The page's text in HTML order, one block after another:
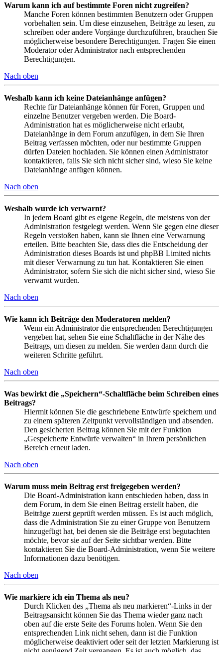
Warum kann ich auf bestimmte Foren nicht zugreifen?
Manche Foren können bestimmten Benutzern oder Gruppen
vorbehalten sein. Um diese einzusehen, Beiträge zu lesen, zu
schreiben oder andere Vorgänge durchzuführen, brauchen Sie
möglicherweise besondere Berechtigungen. Fragen Sie einen
Moderator oder Administrator nach entsprechenden
Berechtigungen.
Nach oben
Weshalb kann ich keine Dateianhänge anfügen?
Rechte für Dateianhänge können für Foren, Gruppen und
einzelne Benutzer vergeben werden. Die Board-
Administration hat es möglicherweise nicht erlaubt,
Dateianhänge in dem Forum anzufügen, in dem Sie Ihren
Beitrag verfassen möchten, oder nur bestimmte Gruppen
dürfen Dateien hochladen. Sie können einen Administrator
kontaktieren, falls Sie sich nicht sicher sind, wieso Sie keine
Dateianhänge anfügen können.
Nach oben
Weshalb wurde ich verwarnt?
In jedem Board gibt es eigene Regeln, die meistens von der
Administration festgelegt werden. Wenn Sie gegen eine dieser
Regeln verstoßen haben, kann sie Ihnen eine Verwarnung
erteilen. Bitte beachten Sie, dass dies die Entscheidung der
Administration dieses Boards ist und phpBB Limited nichts
mit dieser Verwarnung zu tun hat. Kontaktieren Sie einen
Administrator, sofern Sie sich die nicht sicher sind, wieso Sie
verwarnt wurden.
Nach oben
Wie kann ich Beiträge den Moderatoren melden?
Wenn ein Administrator die entsprechenden Berechtigungen
vergeben hat, sehen Sie eine Schaltfläche in der Nähe des
Beitrags, um diesen zu melden. Sie werden dann durch die
weiteren Schritte geführt.
Nach oben
Was bewirkt die „Speichern“-Schaltfläche beim Schreiben eines
Beitrags?
Hiermit können Sie die geschriebene Entwürfe speichern und
zu einem späteren Zeitpunkt vervollständigen und absenden.
Den gesicherten Beitrag können Sie mit der Funktion
„Gespeicherte Entwürfe verwalten“ in Ihrem persönlichen
Bereich erneut laden.
Nach oben
Warum muss mein Beitrag erst freigegeben werden?
Die Board-Administration kann entschieden haben, dass in
dem Forum, in dem Sie einen Beitrag erstellt haben, die
Beiträge zuerst geprüft werden müssen. Es ist auch möglich,
dass die Administration Sie zu einer Gruppe von Benutzern
hinzugefügt hat, bei denen sie die Beiträge erst begutachten
möchte, bevor sie auf der Seite sichtbar werden. Bitte
kontaktieren Sie die Board-Administration, wenn Sie weitere
Informationen dazu benötigen.
Nach oben
Wie markiere ich ein Thema als neu?
Durch Klicken des „Thema als neu markieren“-Links in der
Beitragsansicht können Sie das Thema wieder ganz nach
oben auf die erste Seite des Forums holen. Wenn Sie den
entsprechenden Link nicht sehen, dann ist die Funktion
möglicherweise deaktiviert oder seit der letzten Markierung ist